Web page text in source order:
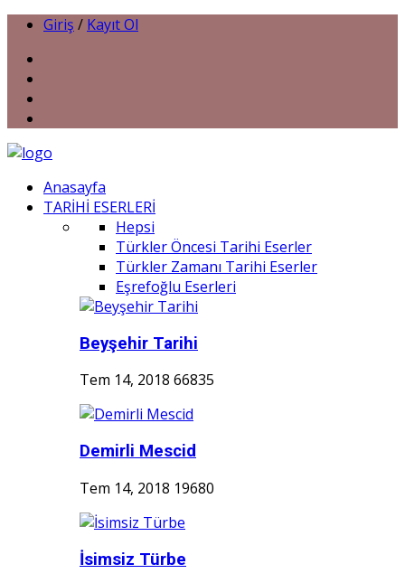
Giriş / Kayıt Ol
Anasayfa
TARİHİ ESERLERİ
Hepsi
Türkler Öncesi Tarihi Eserler
Türkler Zamanı Tarihi Eserler
Eşrefoğlu Eserleri
Beyşehir Tarihi
Tem 14, 2018 66835
Demirli Mescid
Tem 14, 2018 19680
İsimsiz Türbe